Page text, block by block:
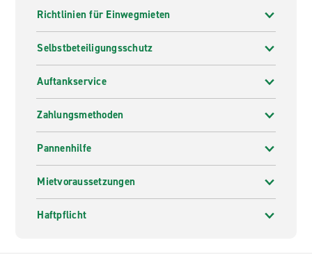
Richtlinien für Einwegmieten
Selbstbeteiligungsschutz
Auftankservice
Zahlungsmethoden
Pannenhilfe
Mietvoraussetzungen
Haftpflicht